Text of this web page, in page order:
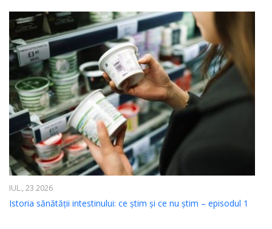
IUL., 23 2026
Istoria sănătății intestinului: ce știm și ce nu știm – episodul 1